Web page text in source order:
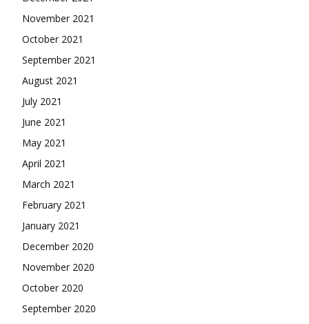
November 2021
October 2021
September 2021
August 2021
July 2021
June 2021
May 2021
April 2021
March 2021
February 2021
January 2021
December 2020
November 2020
October 2020
September 2020